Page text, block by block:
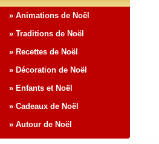
» Animations de Noël
» Traditions de Noël
» Recettes de Noël
» Décoration de Noël
» Enfants et Noël
» Cadeaux de Noël
» Autour de Noël